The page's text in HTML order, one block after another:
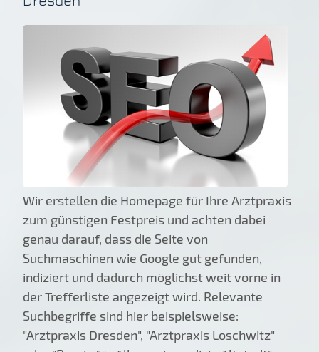
Wir erstellen die Homepage für Ihre Arztpraxis
zum günstigen Festpreis und achten dabei
genau darauf, dass die Seite von
Suchmaschinen wie Google gut gefunden,
indiziert und dadurch möglichst weit vorne in
der Trefferliste angezeigt wird. Relevante
Suchbegriffe sind hier beispielsweise:
"Arztpraxis Dresden", "Arztpraxis Loschwitz"